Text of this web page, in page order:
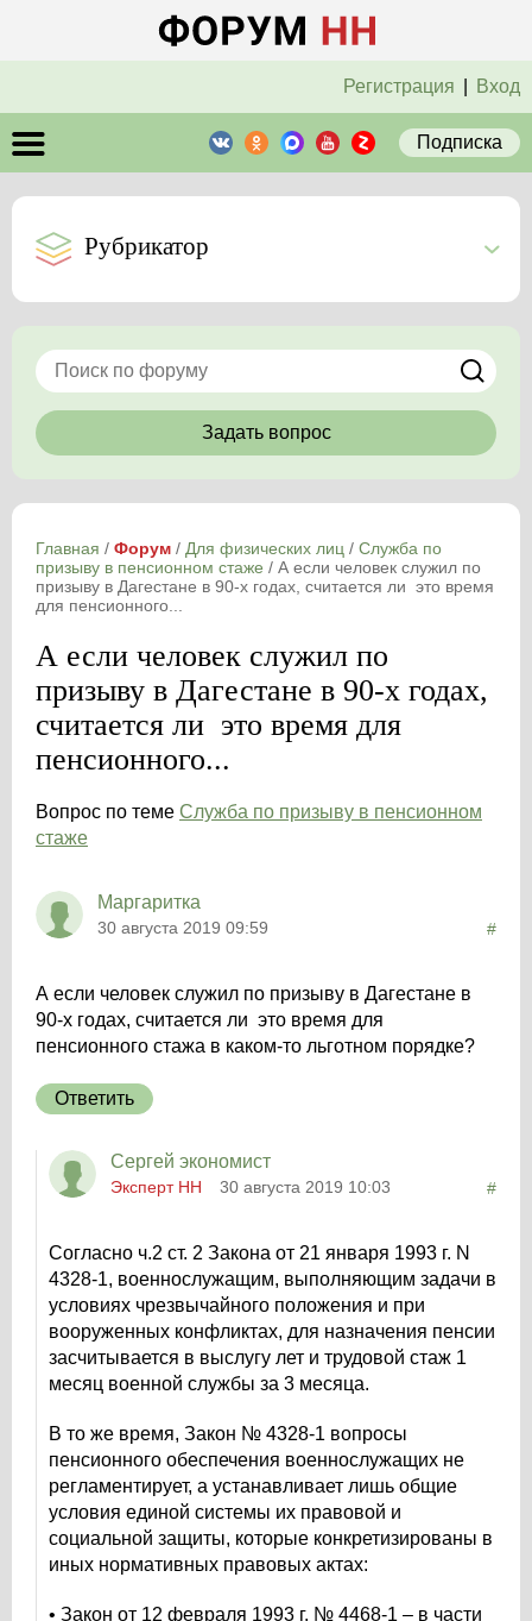
Регистрация Вход
Подписка
Рубрикатор
Задать вопрос
Главная / Форум / Для физических лиц / Служба по
призыву в пенсионном стаже / А если человек служил по
призыву в Дагестане в 90-х годах, считается ли это время
для пенсионного...
А если человек служил по
призыву в Дагестане в 90-х годах,
считается ли это время для
пенсионного...
Вопрос по теме Служба по призыву в пенсионном
стаже
Маргаритка
30 августа 2019 09:59 #
А если человек служил по призыву в Дагестане в
90-х годах, считается ли это время для
пенсионного стажа в каком-то льготном порядке?
Ответить
Сергей экономист
Эксперт НН 30 августа 2019 10:03 #
Согласно ч.2 ст. 2 Закона от 21 января 1993 г. N
4328-1, военнослужащим, выполняющим задачи в
условиях чрезвычайного положения и при
вооруженных конфликтах, для назначения пенсии
засчитывается в выслугу лет и трудовой стаж 1
месяц военной службы за 3 месяца.
В то же время, Закон № 4328-1 вопросы
пенсионного обеспечения военнослужащих не
регламентирует, а устанавливает лишь общие
условия единой системы их правовой и
социальной защиты, которые конкретизированы в
иных нормативных правовых актах:
• Закон от 12 февраля 1993 г. № 4468-1 – в части